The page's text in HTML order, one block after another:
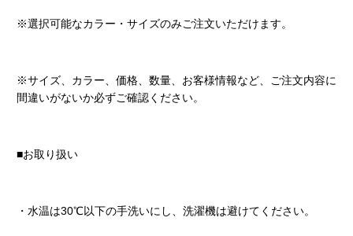
※選択可能なカラー・サイズのみご注文いただけます。
※サイズ、カラー、価格、数量、お客様情報など、ご注文内容に
間違いがないか必ずご確認ください。
■お取り扱い
・水温は30℃以下の手洗いにし、洗濯機は避けてください。